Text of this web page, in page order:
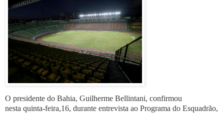
O presidente do Bahia, Guilherme Bellintani, confirmou
nesta quinta-feira,16, durante entrevista ao Programa do Esquadrão,